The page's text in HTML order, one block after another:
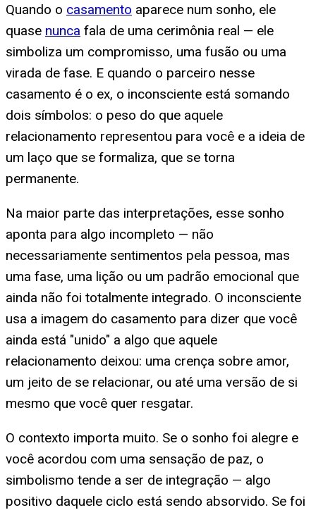
Quando o casamento aparece num sonho, ele
quase nunca fala de uma cerimônia real — ele
simboliza um compromisso, uma fusão ou uma
virada de fase. E quando o parceiro nesse
casamento é o ex, o inconsciente está somando
dois símbolos: o peso do que aquele
relacionamento representou para você e a ideia de
um laço que se formaliza, que se torna
permanente.
Na maior parte das interpretações, esse sonho
aponta para algo incompleto — não
necessariamente sentimentos pela pessoa, mas
uma fase, uma lição ou um padrão emocional que
ainda não foi totalmente integrado. O inconsciente
usa a imagem do casamento para dizer que você
ainda está "unido" a algo que aquele
relacionamento deixou: uma crença sobre amor,
um jeito de se relacionar, ou até uma versão de si
mesmo que você quer resgatar.
O contexto importa muito. Se o sonho foi alegre e
você acordou com uma sensação de paz, o
simbolismo tende a ser de integração — algo
positivo daquele ciclo está sendo absorvido. Se foi